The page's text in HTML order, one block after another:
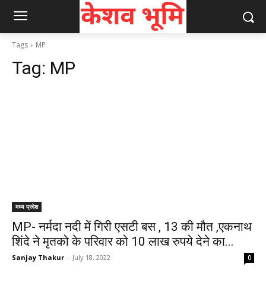
Tags MP
Tag: MP
मध्य प्रदेश
MP- नर्मदा नदी में गिरी एसटी बस , 13 की मौत ,एकनाथ
शिंदे ने मृतको के परिवार को 10 लाख रुपये देने का...
Sanjay Thakur - July 18, 2022 0